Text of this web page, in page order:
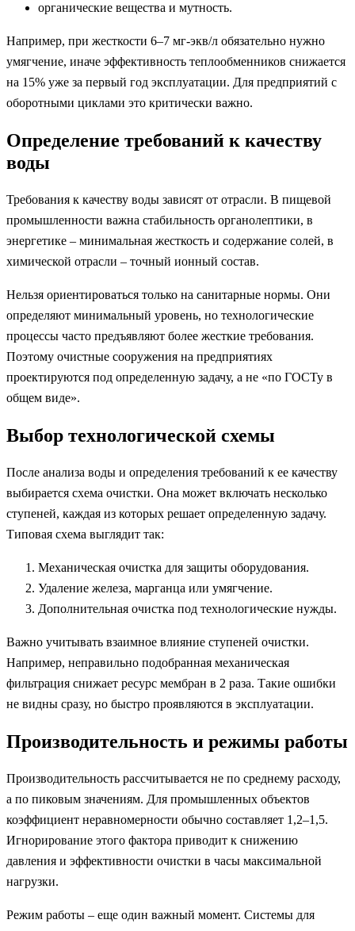
органические вещества и мутность.
Например, при жесткости 6–7 мг-экв/л обязательно нужно
умягчение, иначе эффективность теплообменников снижается
на 15% уже за первый год эксплуатации. Для предприятий с
оборотными циклами это критически важно.
Определение требований к качеству
воды
Требования к качеству воды зависят от отрасли. В пищевой
промышленности важна стабильность органолептики, в
энергетике – минимальная жесткость и содержание солей, в
химической отрасли – точный ионный состав.
Нельзя ориентироваться только на санитарные нормы. Они
определяют минимальный уровень, но технологические
процессы часто предъявляют более жесткие требования.
Поэтому очистные сооружения на предприятиях
проектируются под определенную задачу, а не «по ГОСТу в
общем виде».
Выбор технологической схемы
После анализа воды и определения требований к ее качеству
выбирается схема очистки. Она может включать несколько
ступеней, каждая из которых решает определенную задачу.
Типовая схема выглядит так:
Механическая очистка для защиты оборудования.
Удаление железа, марганца или умягчение.
Дополнительная очистка под технологические нужды.
Важно учитывать взаимное влияние ступеней очистки.
Например, неправильно подобранная механическая
фильтрация снижает ресурс мембран в 2 раза. Такие ошибки
не видны сразу, но быстро проявляются в эксплуатации.
Производительность и режимы работы
Производительность рассчитывается не по среднему расходу,
а по пиковым значениям. Для промышленных объектов
коэффициент неравномерности обычно составляет 1,2–1,5.
Игнорирование этого фактора приводит к снижению
давления и эффективности очистки в часы максимальной
нагрузки.
Режим работы – еще один важный момент. Системы для